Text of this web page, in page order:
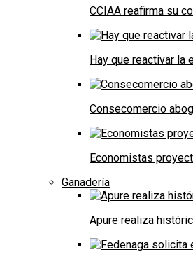
CCIAA reafirma su
Hay que reactivar la
Consecomercio
Economistas
Ganadería
Apure realiza